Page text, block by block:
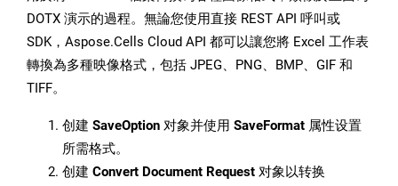
DOTX 演示的過程。無論您使用直接 REST API 呼叫或
SDK，Aspose.Cells Cloud API 都可以讓您將 Excel 工作表
轉換為多種映像格式，包括 JPEG、PNG、BMP、GIF 和
TIFF。
创建 SaveOption 对象并使用 SaveFormat 属性设置
所需格式。
创建 Convert Document Request 对象以转换